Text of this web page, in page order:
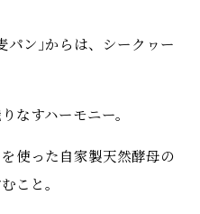
パン｣からは、シークヮー
なすハーモニー。
使った自家製天然酵母の
こと。